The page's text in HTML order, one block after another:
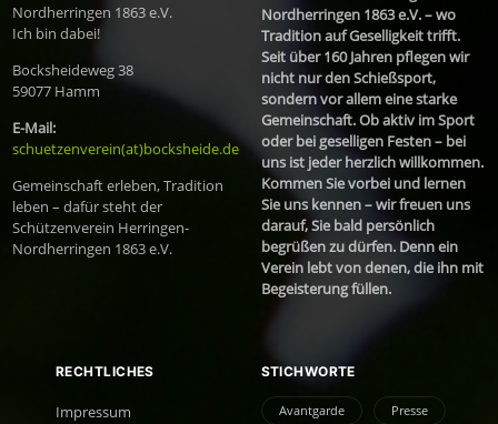
Nordherringen 1863 e.V.
Ich bin dabei!
Bocksheideweg 38
59077 Hamm
E-Mail:
schuetzenverein(at)bocksheide.de
Gemeinschaft erleben, Tradition
leben – dafür steht der
Schützenverein Herringen-
Nordherringen 1863 e.V.
Nordherringen 1863 e.V. – wo
Tradition auf Geselligkeit trifft.
Seit über 160 Jahren pflegen wir
nicht nur den Schießsport,
sondern vor allem eine starke
Gemeinschaft. Ob aktiv im Sport
oder bei geselligen Festen – bei
uns ist jeder herzlich willkommen.
Kommen Sie vorbei und lernen
Sie uns kennen – wir freuen uns
darauf, Sie bald persönlich
begrüßen zu dürfen. Denn ein
Verein lebt von denen, die ihn mit
Begeisterung füllen.
RECHTLICHES
Impressum
STICHWORTE
Avantgarde Presse